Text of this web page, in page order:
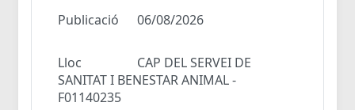
Publicació 06/08/2026
Lloc
CAP DEL SERVEI DE
SANITAT I BENESTAR ANIMAL -
F01140235